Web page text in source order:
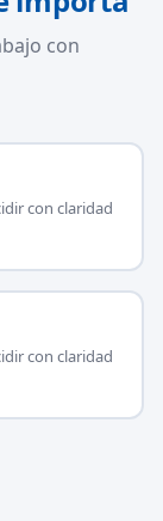
con
con claridad
con claridad